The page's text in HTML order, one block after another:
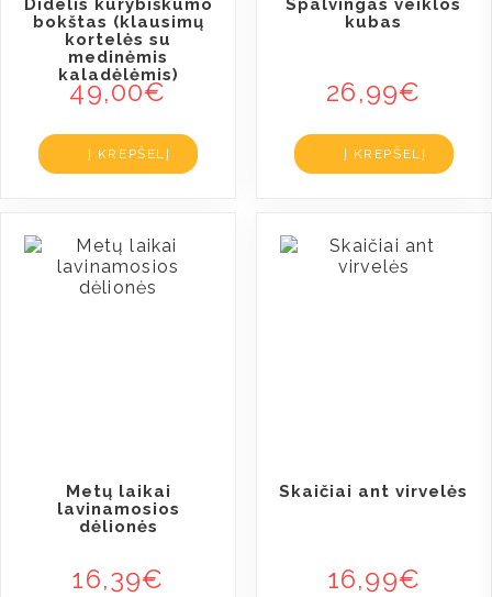
Didelis kūrybiškumo
bokštas (klausimų
kortelės su
medinėmis
kaladėlėmis)
49,00€
Į KREPŠELĮ
Spalvingas veiklos
kubas
26,99€
Į KREPŠELĮ
Metų laikai
lavinamosios
dėlionės
16,39€
Skaičiai ant virvelės
16,99€